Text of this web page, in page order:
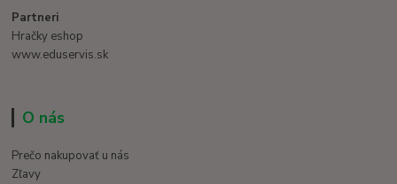
Partneri
Hračky eshop
www.eduservis.sk
O nás
Prečo nakupovať u nás
Zľavy